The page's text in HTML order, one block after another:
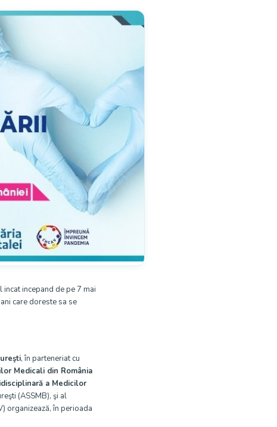
incepand de pe 7 mai
care doreste sa se
, în parteneriat cu
Medicali din România
a Medicilor
(ASSMB), şi al
organizează, în perioada